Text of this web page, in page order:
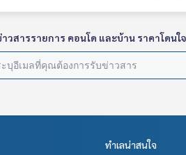
วสารรายการ คอนโด และบ้าน ราคาโดนใจ
ทำเลน่าสนใจ